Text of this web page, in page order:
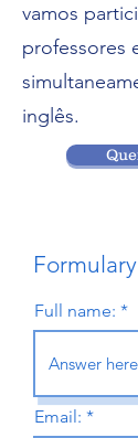
vamos
professores
inglês.
Full name:
Email: